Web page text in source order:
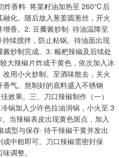
炸香料· 将菜籽油加热至 260℃后
化。随后放入葱姜圆葱丝，开火
香。2. 豆瓣酱炒制· 待油温降至
续搅拌，防止粘锅。待油面出现
炒制完成。3. 糍粑辣椒及后续处
大辣椒片炸成干黄色，依次加入冰
用小火炒制。至酒味散去，关火
气。熬制好的底料盛入不锈钢
效果。三、刀口辣椒制作（一）
锅加入少许色拉油润锅，小火至 3
当辣椒表皮出现黄色斑点，加入
型与保存· 待干辣椒干黄并发出
中粗即可。刀口辣椒需密封保
调整。